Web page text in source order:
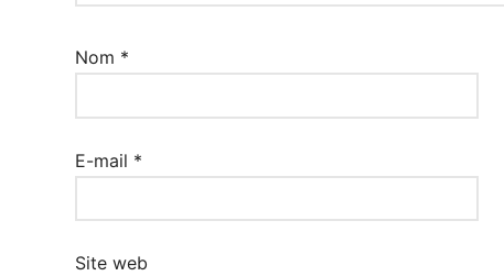
Nom *
E-mail *
Site web